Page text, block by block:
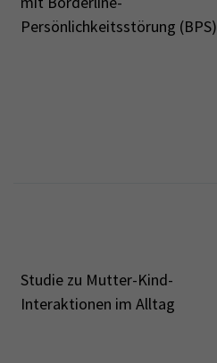
Persönlichkeitsstörung (BPS)
Studie zu Mutter-Kind-
Interaktionen im Alltag